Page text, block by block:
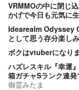
VRMMOの中に閉じ
かげで今日も元気に
Idearealm Odyssey
として思う存分楽し
ボクはvtuberになり
ハズレスキル『幸運
箱ガチャSランク連
御霊みたま